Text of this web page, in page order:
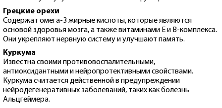
Грецкие орехи
Содержат омега-3 жирные кислоты, которые являются
основой здоровья мозга, а также витаминами E и B-комплекса.
Они укрепляют нервную систему и улучшают память.
Куркума
Известна своими противовоспалительными,
антиоксидантными и нейропротективными свойствами.
Куркума считается действенной в предупреждении
нейродегенеративных заболеваний, таких как болезнь
Альцгеймера.